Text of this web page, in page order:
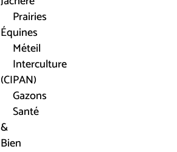
Prairies
Équines
Méteil
Interculture
(CIPAN)
Gazons
Santé
&
Bien